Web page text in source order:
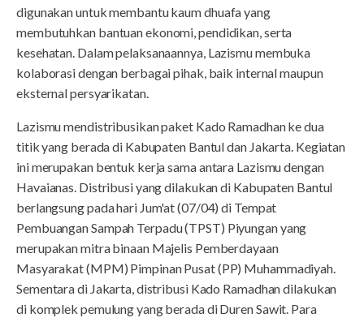
digunakan untuk membantu kaum dhuafa yang
membutuhkan bantuan ekonomi, pendidikan, serta
kesehatan. Dalam pelaksanaannya, Lazismu membuka
kolaborasi dengan berbagai pihak, baik internal maupun
eksternal persyarikatan.
Lazismu mendistribusikan paket Kado Ramadhan ke dua
titik yang berada di Kabupaten Bantul dan Jakarta. Kegiatan
ini merupakan bentuk kerja sama antara Lazismu dengan
Havaianas. Distribusi yang dilakukan di Kabupaten Bantul
berlangsung pada hari Jum'at (07/04) di Tempat
Pembuangan Sampah Terpadu (TPST) Piyungan yang
merupakan mitra binaan Majelis Pemberdayaan
Masyarakat (MPM) Pimpinan Pusat (PP) Muhammadiyah.
Sementara di Jakarta, distribusi Kado Ramadhan dilakukan
di komplek pemulung yang berada di Duren Sawit. Para